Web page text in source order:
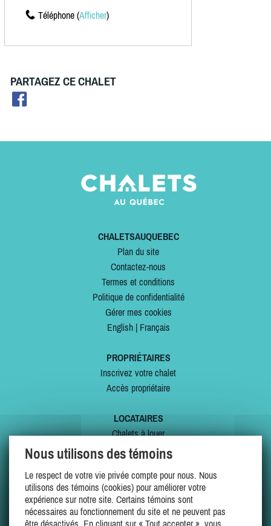
Téléphone (Afficher)
PARTAGEZ CE CHALET
CHALETSAUQUEBEC
Plan du site
Contactez-nous
Termes et conditions
Politique de confidentialité
Gérer mes cookies
English| Français
PROPRIÉTAIRES
Inscrivez votre chalet
Accès propriétaire
LOCATAIRES
Chalets à louer
Chalets à vendre
Offres spéciales
Mes favoris
Nous utilisons des témoins
Le respect de votre vie privée compte pour nous. Nous
utilisons des témoins (cookies) pour améliorer votre
expérience sur notre site. Certains témoins sont
nécessaires au fonctionnement du site et ne peuvent pas
être désactivés. En cliquant sur « Tout accepter », vous